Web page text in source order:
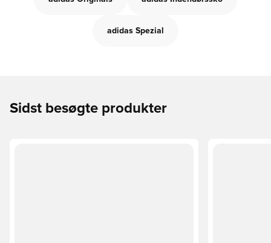
adidas Spezial
Sidst besøgte produkter